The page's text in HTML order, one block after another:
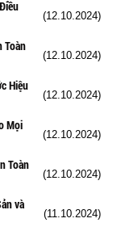
(12.10.2024)
Toàn
(12.10.2024)
Hiệu
(12.10.2024)
Mọi
(12.10.2024)
Toàn
(12.10.2024)
và
(11.10.2024)